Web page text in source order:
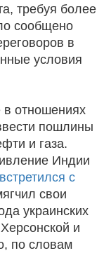
требуя более
сообщено
в
условия
в отношениях
пошлины
и газа.
Индии
встретился с
свои
украинских
и
по словам